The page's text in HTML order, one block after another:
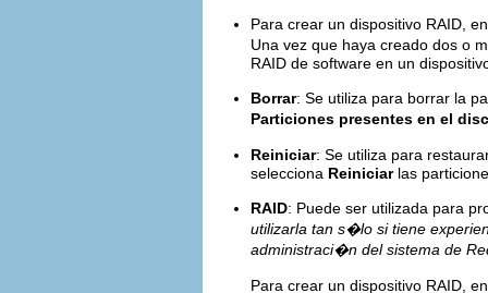
Para crear un dispositivo RAID,
Una vez que haya creado dos o
RAID de software en un
Borrar: Se utiliza para borrar la
Particiones presentes en el
Reiniciar: Se utiliza para
selecciona Reiniciarlas
RAID: Puede ser utilizada para
utilizarla tan s�lo si tiene
administraci�n del sistema de
Para crear un dispositivo RAID,